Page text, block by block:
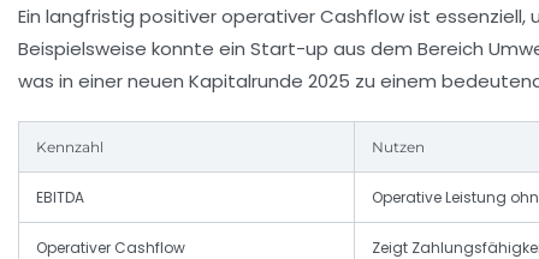
Ein langfristig positiver operativer Cashflow ist
Beispielsweise konnte ein Start-up aus dem Bereich
was in einer neuen Kapitalrunde 2025 zu einem
Kennzahl Nutzen
EBITDA Operative Leistung
Operativer Cashflow Zeigt